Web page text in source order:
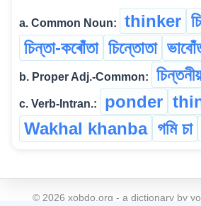
a. Common Noun: thinker
চিন্তা-কৰোঁতা চিন্তোতা
b. Proper Adj.-Common: চিন্তনীয়
c. Verb-Intran.: ponder
Wakhal khanba গমি চা
© 2026 xobdo.org - a dictionary by